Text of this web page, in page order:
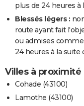
plus de 24 heures à
Blessés légers :
route ayant fait
ou admises
24 heures à la suite
Villes à proximité
Cohade (43100)
Lamothe (43100)